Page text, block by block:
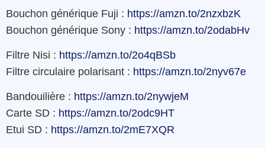
Bouchon générique Fuji : https://amzn.to/2nzxbzK
Bouchon générique Sony : https://amzn.to/2odabHv
Filtre Nisi : https://amzn.to/2o4qBSb
Filtre circulaire polarisant : https://amzn.to/2nyv67e
Bandouilière : https://amzn.to/2nywjeM
Carte SD : https://amzn.to/2odc9HT
Etui SD : https://amzn.to/2mE7XQR